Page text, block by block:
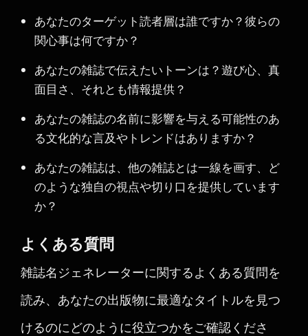
あなたのターゲット読者層は誰ですか？彼らの
関心事は何ですか？
あなたの雑誌で伝えたいトーンは？遊び心、真
面目さ、それとも情報提供？
あなたの雑誌の名前に影響を与える可能性のあ
る文化的な言及やトレンドはありますか？
あなたの雑誌は、他の雑誌とは一線を画す、ど
のような独自の視点や切り口を提供しています
か？
よくある質問
雑誌名ジェネレーターに関するよくある質問を
読み、あなたの出版物に最適なタイトルを見つ
けるのにどのように役立つかをご確認くださ